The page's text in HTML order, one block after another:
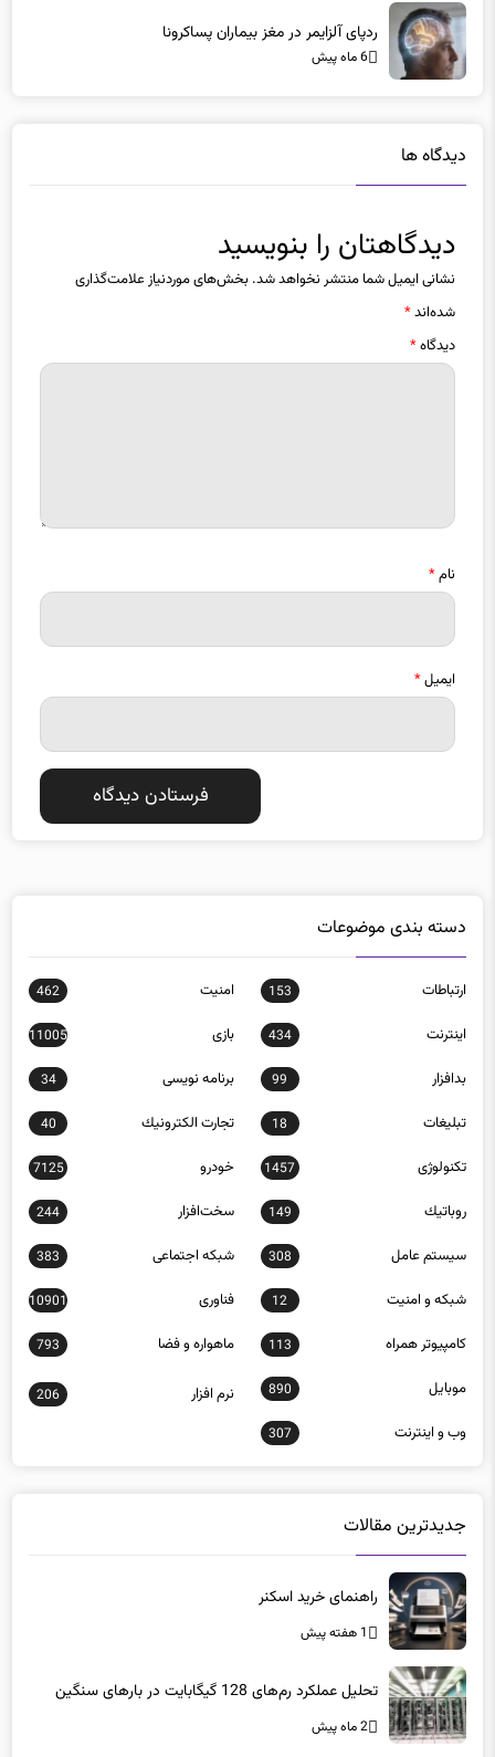
ردپای آلزایمر در مغز بیماران پساکرونا
6 ماه پیش
دیدگاه ها
دیدگاهتان را بنویسید
نشانی ایمیل شما منتشر نخواهد شد. بخش‌های موردنیاز علامت‌گذاری
شده‌اند*
دیدگاه*
نام*
ایمیل*
دسته بندی موضوعات
ارتباطات 153 امنيت 462
اينترنت 434 بازی 11005
بدافزار 99 برنامه نويسی 34
تبلیغات 18 تجارت الكترونيك 40
تکنولوژی 1457 خودرو 7125
روباتيك 149 سخت‌افزار 244
سيستم عامل 308 شبكه اجتماعی 383
شبكه و امنيت 12 فناوری 10901
كامپيوتر همراه 113 ماهواره و فضا 793
موبايل 890 نرم افزار 206
وب و اينترنت 307
جدیدترین مقالات
راهنمای خرید اسکنر
1 هفته پیش
تحلیل عملکرد رم‌های 128 گیگابایت در بارهای سنگین
2 ماه پیش